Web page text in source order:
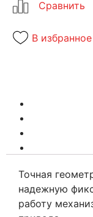
В избранное
Точная
надежную
работу